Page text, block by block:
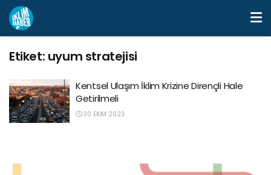
Etiket: uyum stratejisi
Kentsel Ulaşım İklim Krizine Dirençli Hale
Getirilmeli
30 EKIM 2023